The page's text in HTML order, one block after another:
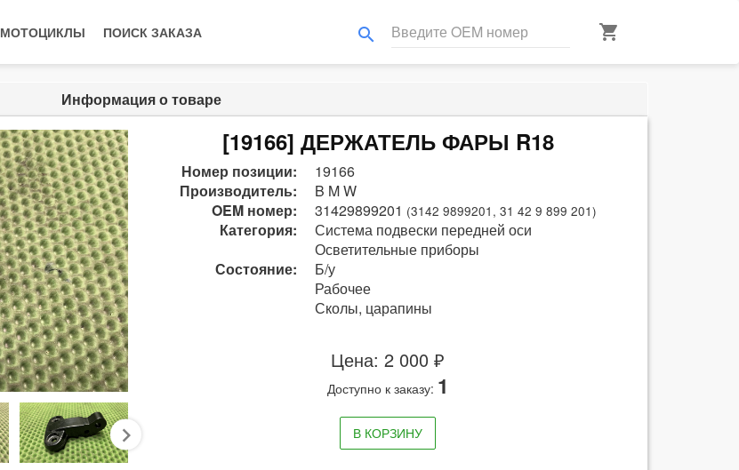
МОТОЦИКЛЫ ПОИСК ЗАКАЗА search shopping_cart
Информация о товаре
next
[19166] ДЕРЖАТЕЛЬ ФАРЫ R18
Номер позиции:
19166
Производитель:
B M W
OEM номер:
31429899201 (3142 9899201, 31 42 9 899 201)
Категория:
Система подвески передней оси
Осветительные приборы
Состояние:
Б/у
Рабочее
Сколы, царапины
Цена: 2 000 ₽
Доступно к заказу: 1
В КОРЗИНУ